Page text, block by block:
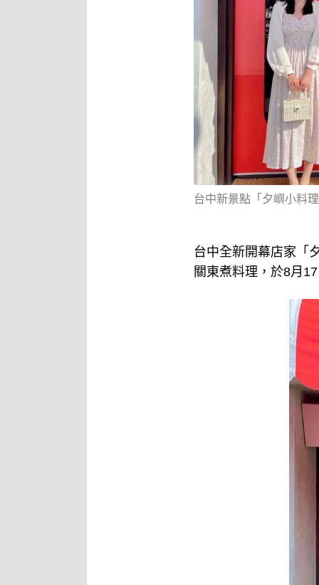
台中新景點「夕嶼小料
台中全新開幕店家「
關東煮料理，於8月